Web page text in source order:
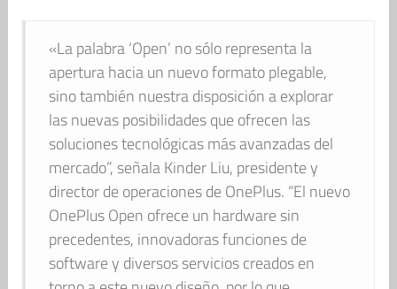
«La palabra ‘Open’ no sólo representa la
apertura hacia un nuevo formato plegable,
sino también nuestra disposición a explorar
las nuevas posibilidades que ofrecen las
soluciones tecnológicas más avanzadas del
mercado”, señala Kinder Liu, presidente y
director de operaciones de OnePlus. “El nuevo
OnePlus Open ofrece un hardware sin
precedentes, innovadoras funciones de
software y diversos servicios creados en